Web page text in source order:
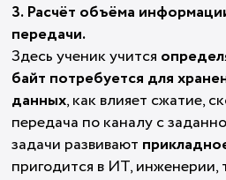
3. Расчёт объёма
передачи.
Здесь ученик учится
байт потребуется для
данных, как влияет сжатие,
передача по каналу с
задачи развивают
пригодится в ИТ, инженерии,